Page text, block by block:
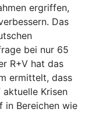
ergriffen,
Das
bei nur 65
R+V hat das
ermittelt, dass
Krisen
in Bereichen wie